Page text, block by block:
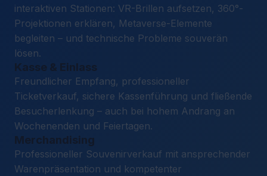
interaktiven Stationen: VR-Brillen aufsetzen, 360°-
Projektionen erklären, Metaverse-Elemente
begleiten – und technische Probleme souverän
lösen.
Kasse & Einlass
Freundlicher Empfang, professioneller
Ticketverkauf, sichere Kassenführung und fließende
Besucherlenkung – auch bei hohem Andrang an
Wochenenden und Feiertagen.
Merchandising
Professioneller Souvenirverkauf mit ansprechender
Warenpräsentation und kompetenter